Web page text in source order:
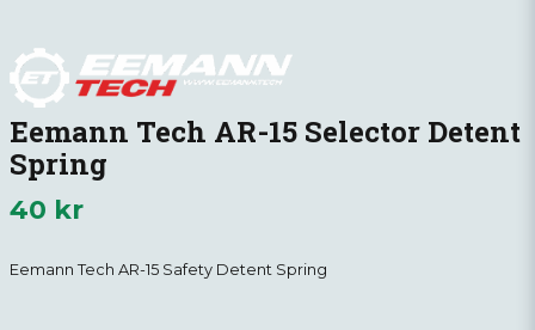
Eemann Tech AR-15 Selector Detent
Spring
40 kr
Eemann Tech AR-15 Safety Detent Spring